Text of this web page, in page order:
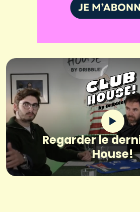
Regarder le
House!